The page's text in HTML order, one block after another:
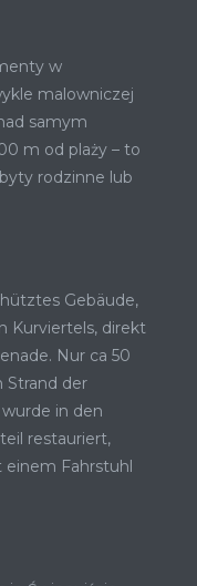
w
malowniczej
samym
m od plaży – to
rodzinne lub
Gebäude,
Kurviertels, direkt
Nur ca 50
Strand der
in den
restauriert,
Fahrstuhl